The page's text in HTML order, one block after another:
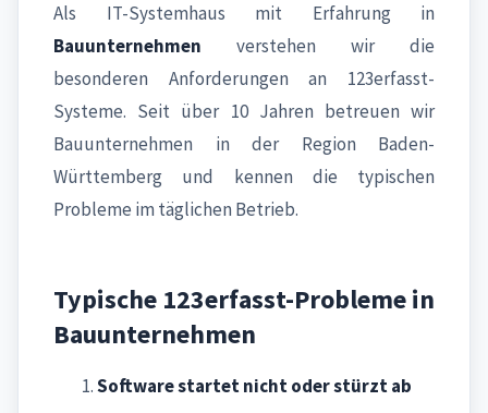
Als IT-Systemhaus mit Erfahrung in
Bauunternehmen verstehen wir die
besonderen Anforderungen an 123erfasst-
Systeme. Seit über 10 Jahren betreuen wir
Bauunternehmen in der Region Baden-
Württemberg und kennen die typischen
Probleme im täglichen Betrieb.
Typische 123erfasst-Probleme in
Bauunternehmen
Software startet nicht oder stürzt ab